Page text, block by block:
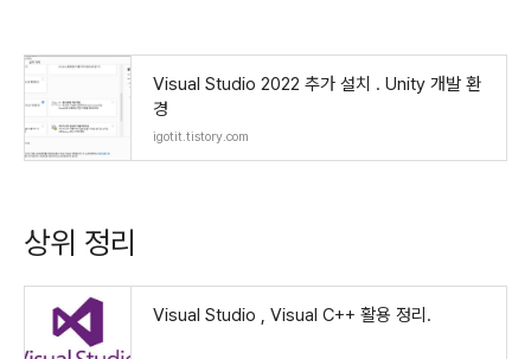
Visual Studio 2022 추가 설치 . Unity 개발 환
경
igotit.tistory.com
상위 정리
Visual Studio , Visual C++ 활용 정리.